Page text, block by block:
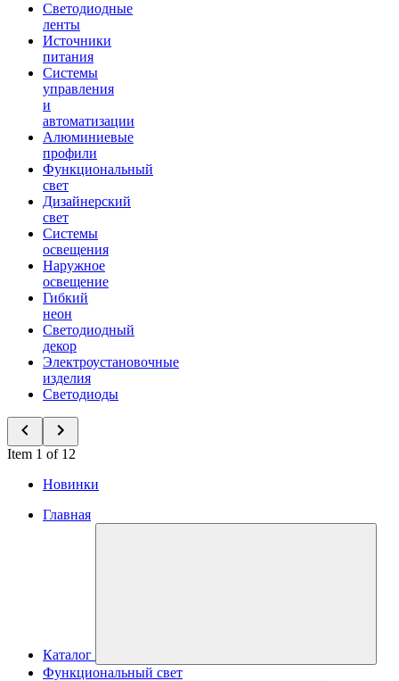
Светодиодные
ленты
Источники
питания
Системы
управления
и
автоматизации
Алюминиевые
профили
Функциональный
свет
Дизайнерский
свет
Системы
освещения
Наружное
освещение
Гибкий
неон
Светодиодный
декор
Электроустановочные
изделия
Светодиоды
Item 1 of 12
Новинки
Главная
Каталог
Функциональный свет